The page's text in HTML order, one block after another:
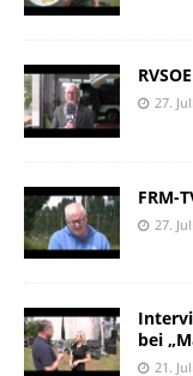
27.
FRM-
27.
bei
21.